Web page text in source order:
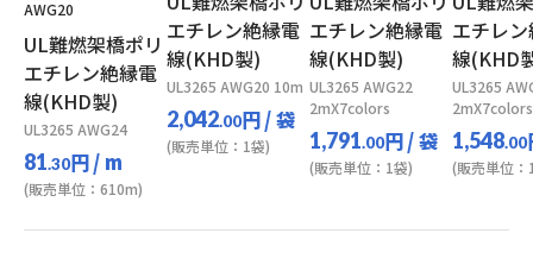
AWG20
UL難燃架橋ポリ
エチレン絶縁電
線(KHD製)
UL3265 AWG24
81.30円/ m
(販売単位：610m)
エチレン絶縁電
線(KHD製)
UL3265 AWG20 10m
2,042.00円/ 袋
(販売単位：1袋)
エチレン絶縁電
線(KHD製)
UL3265 AWG22
2mX7colors
1,791.00円/ 袋
(販売単位：1袋)
エチレ
線(KHD
UL3265
2mX7colors
1,548.00
(販売単位：